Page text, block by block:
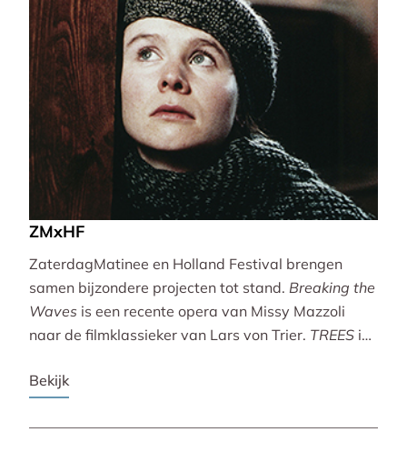
Andrea Marcon.
ZMxHF
ZaterdagMatinee en Holland Festival brengen
samen bijzondere projecten tot stand. Breaking the
Waves is een recente opera van Missy Mazzoli
naar de filmklassieker van Lars von Trier. TREES is
met live muziek van Caroline Shaw (Pulitzer Prize &
Bekijk